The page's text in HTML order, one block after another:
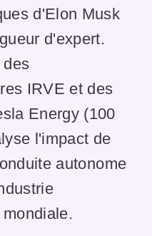
d'Elon Musk
d'expert.
IRVE et des
Energy (100
l'impact de
autonome